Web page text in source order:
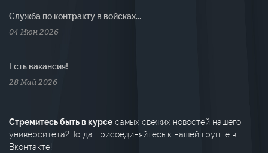
Cлужба по контракту в войсках...
04 Июн 2026
Есть вакансия!
28 Май 2026
Стремитесь быть в курсе самых свежих новостей нашего
университета? Тогда присоединяйтесь к нашей группе в
Вконтакте!